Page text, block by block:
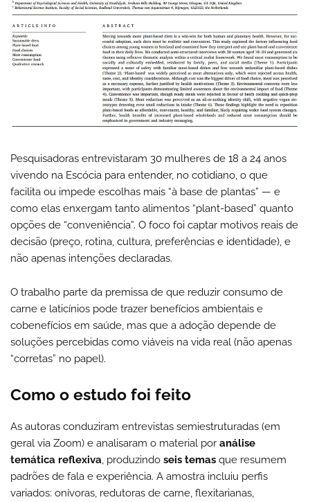
Pesquisadoras entrevistaram 30 mulheres de 18 a 24 anos
vivendo na Escócia para entender, no cotidiano, o que
facilita ou impede escolhas mais “à base de plantas” — e
como elas enxergam tanto alimentos “plant-based” quanto
opções de “conveniência”. O foco foi captar motivos reais de
decisão (preço, rotina, cultura, preferências e identidade), e
não apenas intenções declaradas.
O trabalho parte da premissa de que reduzir consumo de
carne e laticínios pode trazer benefícios ambientais e
cobenefícios em saúde, mas que a adoção depende de
soluções percebidas como viáveis na vida real (não apenas
“corretas” no papel).
Como o estudo foi feito
As autoras conduziram entrevistas semiestruturadas (em
geral via Zoom) e analisaram o material por análise
temática reflexiva, produzindo seis temas que resumem
padrões de fala e experiência. A amostra incluiu perfis
variados: onívoras, redutoras de carne, flexitarianas,